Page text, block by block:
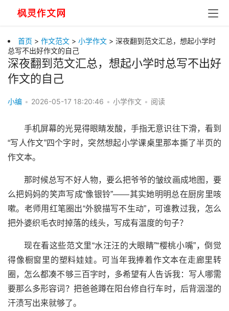
首页 > 作文范文 > 小学作文 > 深夜翻到范文汇总，想起小学时
总写不出好作文的自己
深夜翻到范文汇总，想起小学时总写不出好
作文的自己
小编 • 2026-05-17 18:20:46 • 小学作文 • 阅读
手机屏幕的光晃得眼睛发酸，手指无意识往下滑，看到
“写人作文”四个字时，突然想起小学课桌里那本撕了半页的
作文本。
那时候总写不好人物，要么把爷爷的皱纹画成地图，要
么把妈妈的笑声写成“像银铃”——其实她明明总在厨房里咳
嗽。老师用红笔圈出“外貌描写不生动”，可谁教过我，怎么
把外婆织毛衣时掉落的线头，写成有温度的句子？
现在看这些范文里“水汪汪的大眼睛”“樱桃小嘴”，倒觉
得像橱窗里的塑料娃娃。可当年我捧着作文本在走廊里转
圈，怎么都凑不够三百字时，多希望有人告诉我：写人哪需
要那么多形容词？把爸爸蹲在阳台修自行车时，后背洇湿的
汗渍写出来就够了。